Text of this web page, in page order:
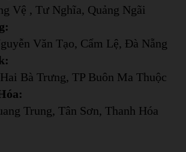
Vệ , Tư Nghĩa, Quảng Ngãi
Văn Tạo, Cẩm Lệ, Đà Nẵng
Bà Trưng, TP Buôn Ma Thuộc
Trung, Tân Sơn, Thanh Hóa